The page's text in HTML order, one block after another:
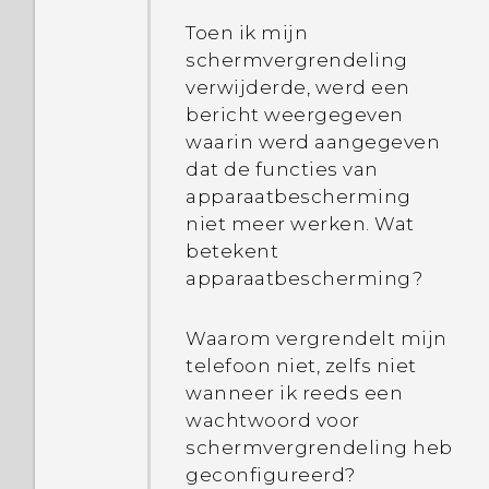
Hoe herstart ik de
telefoon met gebruik van
hardwareknoppen?
Wat kan ik doen als mijn
telefoon blijft herstarten
of niet helemaal naar het
Home-scherm wordt
gestart?
Wat moet ik doen als mijn
telefoon niet oplaadt?
Waarom wordt mijn
batterij zo snel leeg
Hoe schakel ik de
ontwikkelaarsopties in?
Waarom kan ik geen
WMA-muziekbestanden
afspelen in Google Play
Muziek?
Bestaat er een manier om
het weer te tonen op het
wanneer GPS is
uitgeschakeld?
Waarom tonen de app-
pictogrammen niet
Toen ik mijn
schermvergrendeling
verwijderde, werd een
bericht weergegeven
waarin werd aangegeven
dat de functies van
apparaatbescherming
niet meer werken. Wat
betekent
apparaatbescherming?
Waarom vergrendelt mijn
telefoon niet, zelfs niet
wanneer ik reeds een
wachtwoord voor
schermvergrendeling heb
geconfigureerd?